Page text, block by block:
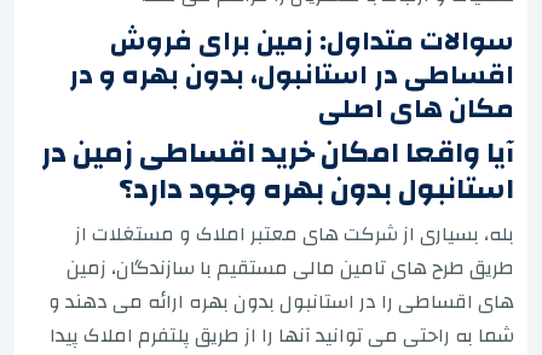
سوالات متداول: زمین برای فروش
اقساطی در استانبول، بدون بهره و در
مکان های اصلی
آیا واقعا امکان خرید اقساطی زمین در
استانبول بدون بهره وجود دارد؟
بله، بسیاری از شرکت های معتبر املاک و مستغلات از
طریق طرح های تامین مالی مستقیم با سازندگان، زمین
های اقساطی را در استانبول بدون بهره ارائه می دهند و
شما به راحتی می توانید آنها را از طریق پلتفرم املاک پیدا